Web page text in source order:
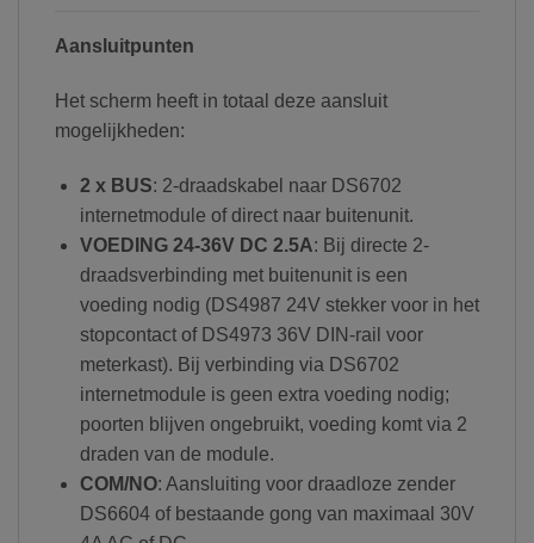
Aansluitpunten
Het scherm heeft in totaal deze aansluit
mogelijkheden:
2 x BUS: 2-draadskabel naar DS6702
internetmodule of direct naar buitenunit.
VOEDING 24-36V DC 2.5A: Bij directe 2-
draadsverbinding met buitenunit is een
voeding nodig (DS4987 24V stekker voor in het
stopcontact of DS4973 36V DIN-rail voor
meterkast). Bij verbinding via DS6702
internetmodule is geen extra voeding nodig;
poorten blijven ongebruikt, voeding komt via 2
draden van de module.
COM/NO: Aansluiting voor draadloze zender
DS6604 of bestaande gong van maximaal 30V